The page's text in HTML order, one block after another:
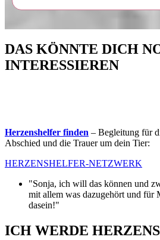
DAS KÖNNTE DICH
INTERESSIEREN
Herzenshelfer finden – Begleitung für
Abschied und die Trauer um dein Tier:
HERZENSHELFER-NETZWERK
"Sonja, ich will das können und
mit allem was dazugehört und für
dasein!"
ICH WERDE